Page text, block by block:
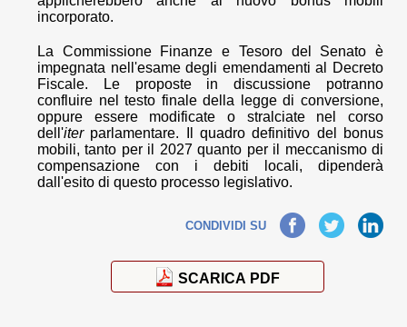
incorporato.
La Commissione Finanze e Tesoro del Senato è
impegnata nell'esame degli emendamenti al Decreto
Fiscale. Le proposte in discussione potranno
confluire nel testo finale della legge di conversione,
oppure essere modificate o stralciate nel corso
dell'iterparlamentare. Il quadro definitivo del bonus
mobili, tanto per il 2027 quanto per il meccanismo di
compensazione con i debiti locali, dipenderà
dall'esito di questo processo legislativo.
CONDIVIDI SUFacebook TwitterLinkedIn
SCARICA PDF